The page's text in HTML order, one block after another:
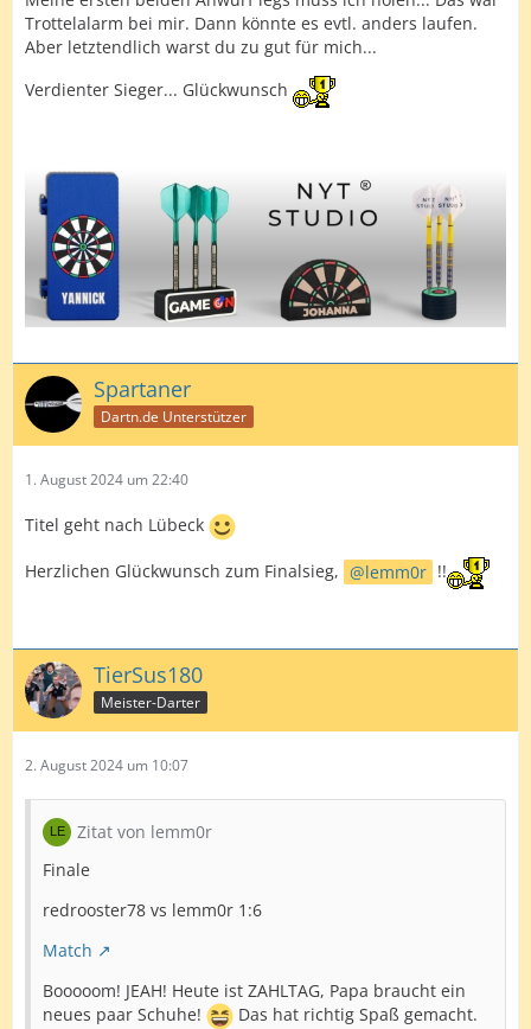
Trottelalarm bei mir. Dann könnte es evtl. anders laufen.
Aber letztendlich warst du zu gut für mich...
Verdienter Sieger... Glückwunsch
Spartaner
Dartn.de Unterstützer
1. August 2024 um 22:40
Titel geht nach Lübeck
Herzlichen Glückwunsch zum Finalsieg, lemm0r !!
TierSus180
Meister-Darter
2. August 2024 um 10:07
Zitat von lemm0r
Finale
redrooster78 vs lemm0r 1:6
Match
Booooom! JEAH! Heute ist ZAHLTAG, Papa braucht ein
neues paar Schuhe!
Das hat richtig Spaß gemacht.